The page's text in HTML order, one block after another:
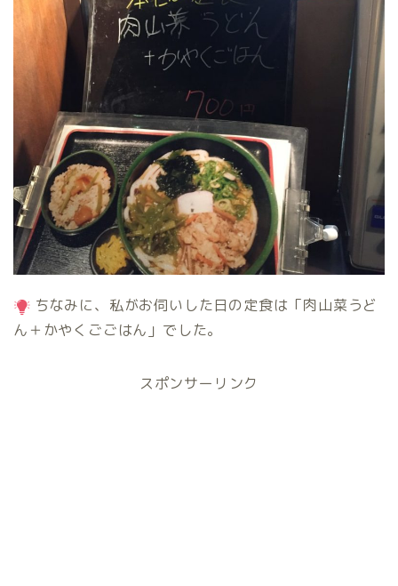
ちなみに、私がお伺いした日の定食は「肉山菜うど
ん＋かやくごごはん」でした。
スポンサーリンク